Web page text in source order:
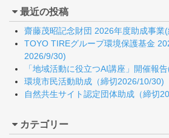
最近の投稿
齋藤茂昭記念財団 2026年度助成事業
TOYO TIREグループ環境保護基金
2026/9/30)
「地域活動に役立つAI講座」開催報
環境市民活動助成（締切2026/10/30)
自然共生サイト認定団体助成（締切
カテゴリー